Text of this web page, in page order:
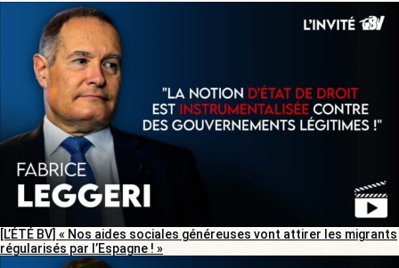
[L’ÉTÉ BV] « Nos aides sociales généreuses vont attirer les migrants
régularisés par l’Espagne ! »